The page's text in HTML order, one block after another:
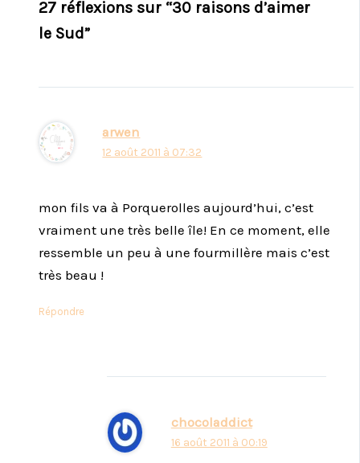
27 réflexions sur “30 raisons d’aimer
le Sud”
arwen
12 août 2011 à 07:32
mon fils va à Porquerolles aujourd’hui, c’est
vraiment une très belle île! En ce moment, elle
ressemble un peu à une fourmillère mais c’est
très beau !
Répondre
chocoladdict
16 août 2011 à 00:19